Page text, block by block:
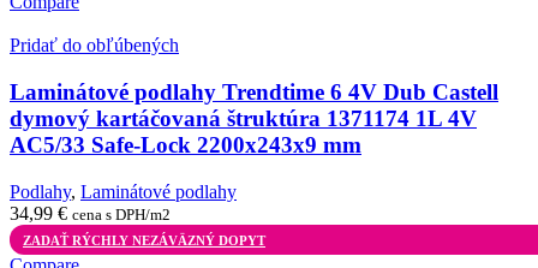
Pridať do obľúbených
Laminátové podlahy Trendtime 6 4V Dub Castell
dymový kartáčovaná štruktúra 1371174 1L 4V
AC5/33 Safe-Lock 2200x243x9 mm
Podlahy, Laminátové podlahy
34,99 € cena s DPH/m2
ZADAŤ RÝCHLY NEZÁVÄZNÝ DOPYT